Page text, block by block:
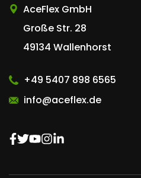
AceFlex GmbH
Große Str. 28
49134 Wallenhorst
+49 5407 898 6565
info@aceflex.de